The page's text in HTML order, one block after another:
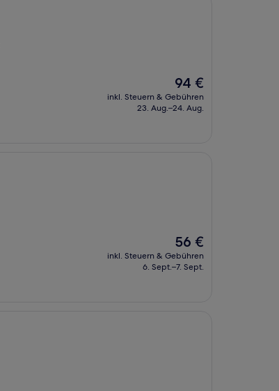
Der
Preis
beträgt
94 €
inkl. Steuern & Gebühren
23. Aug.–24. Aug.
Der
Preis
beträgt
56 €
inkl. Steuern & Gebühren
6. Sept.–7. Sept.